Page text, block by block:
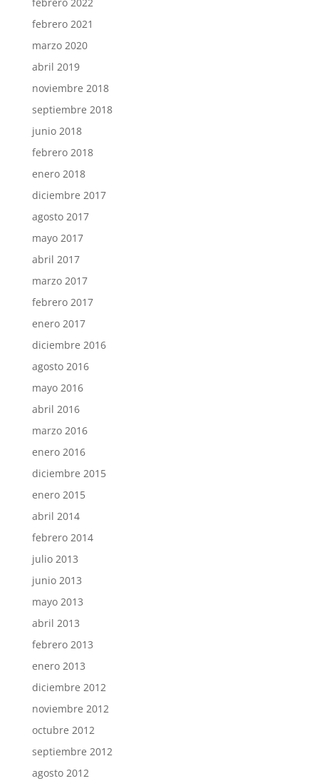
febrero 2021
marzo 2020
abril 2019
noviembre 2018
septiembre 2018
junio 2018
febrero 2018
enero 2018
diciembre 2017
agosto 2017
mayo 2017
abril 2017
marzo 2017
febrero 2017
enero 2017
diciembre 2016
agosto 2016
mayo 2016
abril 2016
marzo 2016
enero 2016
diciembre 2015
enero 2015
abril 2014
febrero 2014
julio 2013
junio 2013
mayo 2013
abril 2013
febrero 2013
enero 2013
diciembre 2012
noviembre 2012
octubre 2012
septiembre 2012
agosto 2012